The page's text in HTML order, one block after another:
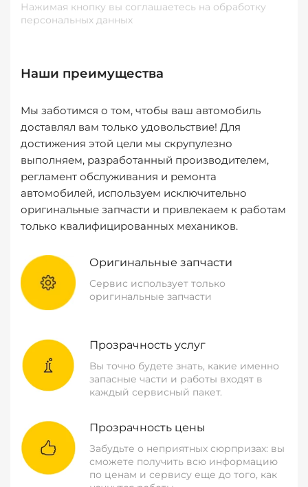
Нажимая кнопку вы соглашаетесь на обработку
персональных данных
Наши преимущества
Мы заботимся о том, чтобы ваш автомобиль
доставлял вам только удовольствие! Для
достижения этой цели мы скрупулезно
выполняем, разработанный производителем,
регламент обслуживания и ремонта
автомобилей, используем исключительно
оригинальные запчасти и привлекаем к работам
только квалифицированных механиков.
Оригинальные запчасти
Сервис использует только
оригинальные запчасти
Прозрачность услуг
Вы точно будете знать, какие именно
запасные части и работы входят в
каждый сервисный пакет.
Прозрачность цены
Забудьте о неприятных сюрпризах: вы
сможете получить всю информацию
по ценам и сервису еще до того, как